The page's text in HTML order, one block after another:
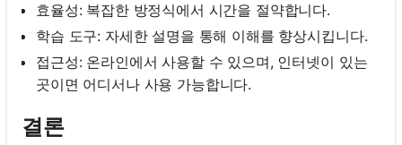
효율성: 복잡한 방정식에서 시간을 절약합니다.
학습 도구: 자세한 설명을 통해 이해를 향상시킵니다.
접근성: 온라인에서 사용할 수 있으며, 인터넷이 있는
곳이면 어디서나 사용 가능합니다.
결론